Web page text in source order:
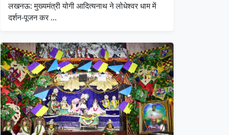
लखनऊ: मुख्यमंत्री योगी आदित्यनाथ ने लोधेश्वर धाम में
दर्शन-पूजन कर …